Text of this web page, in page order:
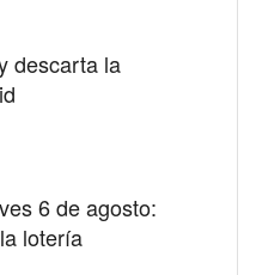
descarta la
6 de agosto:
lotería